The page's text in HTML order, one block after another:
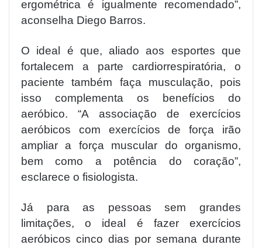
ergométrica é igualmente recomendado”,
aconselha Diego Barros.
O ideal é que, aliado aos esportes que
fortalecem a parte cardiorrespiratória, o
paciente também faça musculação, pois
isso complementa os benefícios do
aeróbico. “A associação de exercícios
aeróbicos com exercícios de força irão
ampliar a força muscular do organismo,
bem como a potência do coração”,
esclarece o fisiologista.
Já para as pessoas sem grandes
limitações, o ideal é fazer exercícios
aeróbicos cinco dias por semana durante